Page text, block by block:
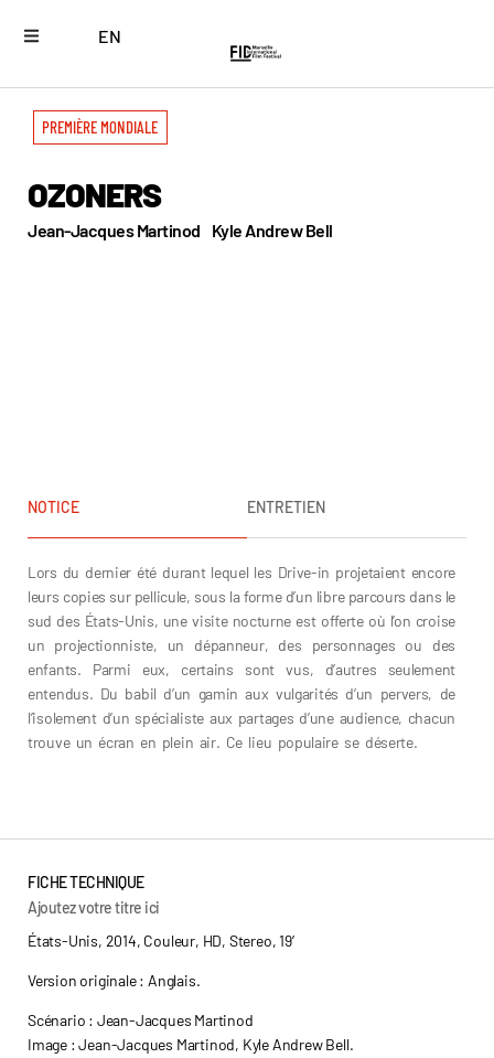
EN
PREMIÈRE MONDIALE
OZONERS
Jean-Jacques Martinod Kyle Andrew Bell
NOTICE ENTRETIEN
Lors du dernier été durant lequel les Drive-in projetaient encore
leurs copies sur pellicule, sous la forme d’un libre parcours dans le
sud des États-Unis, une visite nocturne est offerte où l’on croise
un projectionniste, un dépanneur, des personnages ou des
enfants. Parmi eux, certains sont vus, d’autres seulement
entendus. Du babil d’un gamin aux vulgarités d’un pervers, de
l’isolement d’un spécialiste aux partages d’une audience, chacun
trouve un écran en plein air. Ce lieu populaire se déserte.
FICHE TECHNIQUE
Ajoutez votre titre ici
États-Unis, 2014, Couleur, HD, Stereo, 19’
Version originale : Anglais.
Scénario : Jean-Jacques Martinod
Image : Jean-Jacques Martinod, Kyle Andrew Bell.